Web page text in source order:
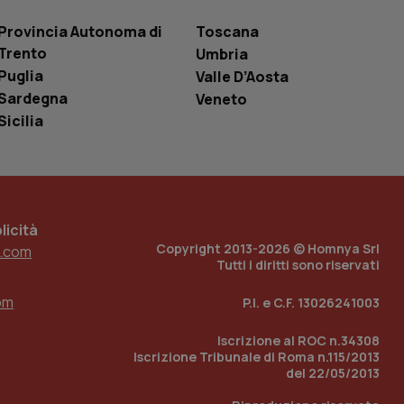
Autonoma di
Toscana
Umbria
Valle D’Aosta
Veneto
Copyright 2013-2026 © Homnya Srl
Tutti i diritti sono riservati
P.I. e C.F. 13026241003
Iscrizione al ROC n.34308
Iscrizione Tribunale di Roma n.115/2013
del 22/05/2013
numero
in cui viene
sito, ma un
di accesso per
Analytics
per mantenere
del sito web sta
di
traccia
incorporati
del sito web sta